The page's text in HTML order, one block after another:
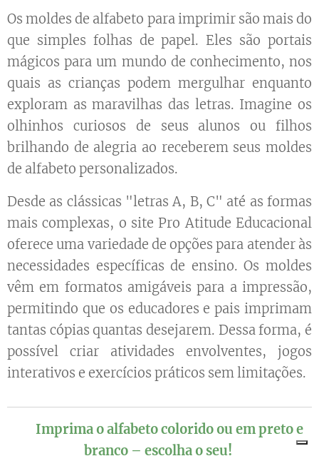
Os moldes de alfabeto para imprimir são mais do
que simples folhas de papel. Eles são portais
mágicos para um mundo de conhecimento, nos
quais as crianças podem mergulhar enquanto
exploram as maravilhas das letras. Imagine os
olhinhos curiosos de seus alunos ou filhos
brilhando de alegria ao receberem seus moldes
de alfabeto personalizados.
Desde as clássicas "letras A, B, C" até as formas
mais complexas, o site Pro Atitude Educacional
oferece uma variedade de opções para atender às
necessidades específicas de ensino. Os moldes
vêm em formatos amigáveis para a impressão,
permitindo que os educadores e pais imprimam
tantas cópias quantas desejarem. Dessa forma, é
possível criar atividades envolventes, jogos
interativos e exercícios práticos sem limitações.
🔤 Imprima o alfabeto colorido ou em preto e
branco – escolha o seu!